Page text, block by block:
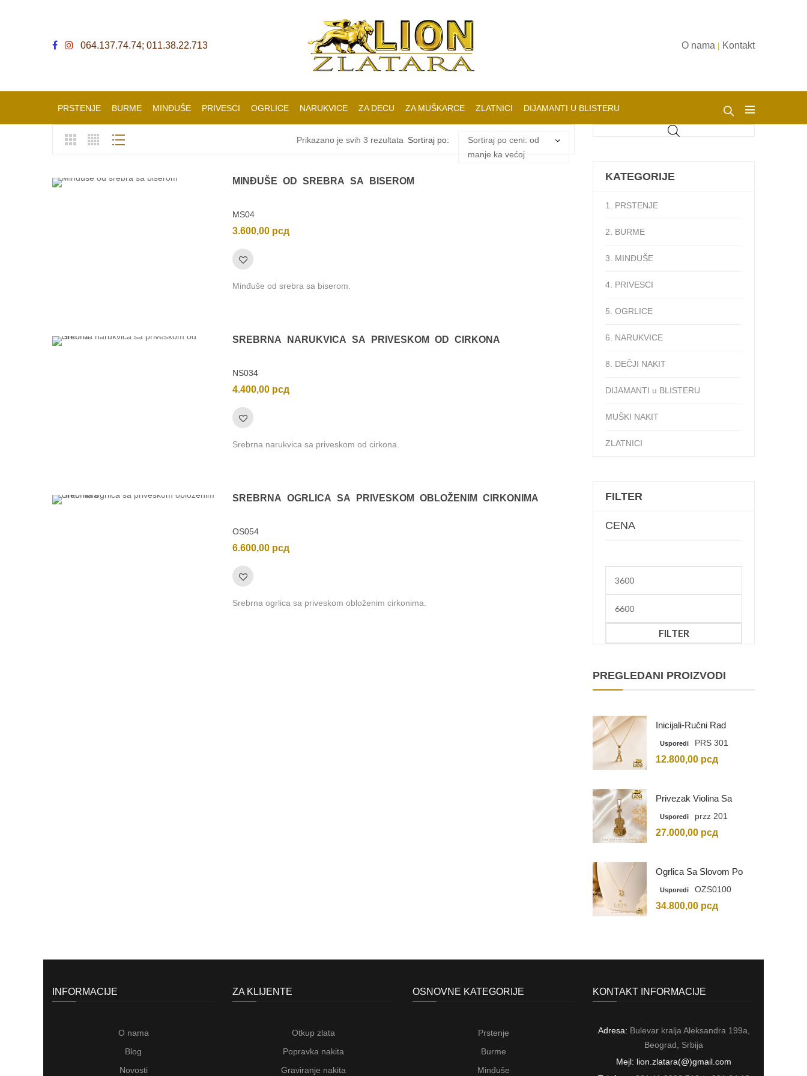
064.137.74.74; 011.38.22.713 O nama | Kontakt
PRSTENJE BURME MINĐUŠE PRIVESCI OGRLICE NARUKVICE ZA DECU ZA MUŠKARCE ZLATNICI DIJAMANTI U BLISTERU
Prikazano je svih 3 rezultata Sortirano
Sortiraj po:
Sortiraj po ceni: od
manje ka većoj
MINĐUŠE OD SREBRA SA BISEROM
MS04
3.600,00 рсд
Minđuše od srebra sa biserom.
SREBRNA NARUKVICA SA PRIVESKOM OD CIRKONA
NS034
4.400,00 рсд
Srebrna narukvica sa priveskom od cirkona.
SREBRNA OGRLICA SA PRIVESKOM OBLOŽENIM CIRKONIMA
OS054
6.600,00 рсд
Srebrna ogrlica sa priveskom obloženim cirkonima.
KATEGORIJE
1. PRSTENJE
2. BURME
3. MINĐUŠE
4. PRIVESCI
5. OGRLICE
6. NARUKVICE
8. DEČJI NAKIT
DIJAMANTI u BLISTERU
MUŠKI NAKIT
ZLATNICI
FILTER
CENA
cena
cena
FILTER
PREGLEDANI PROIZVODI
Inicijali-Ručni Rad
Usporedi PRS 301
12.800,00 рсд
Privezak Violina Sa
Graviranim Inicijalima
Usporedi przz 201
27.000,00 рсд
Ogrlica Sa Slovom Po
Vašem Izboru
Usporedi OZS0100
34.800,00 рсд
INFORMACIJE
O nama
Blog
Novosti
ZA KLIJENTE
Otkup zlata
Popravka nakita
Graviranje nakita
OSNOVNE KATEGORIJE
Prstenje
Burme
Minđuše
KONTAKT INFORMACIJE
Adresa: Bulevar kralja Aleksandra 199a,
Beograd, Srbija
Mejl: lion.zlatara(@)gmail.com